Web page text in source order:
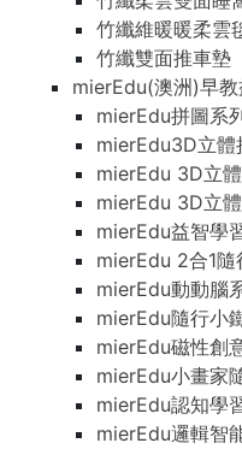
竹纖維暖暖柔雲
竹纖雙面推車墊
mierEdu(澳洲)早
mierEdu拼圖系
mierEdu3D立體
mierEdu 3D立
mierEdu 3D立
mierEdu益智學
mierEdu 2合1隨
mierEdu動動腦
mierEdu隨行小
mierEdu磁性創
mierEdu小畫家
mierEdu認知學
mierEdu邏輯智